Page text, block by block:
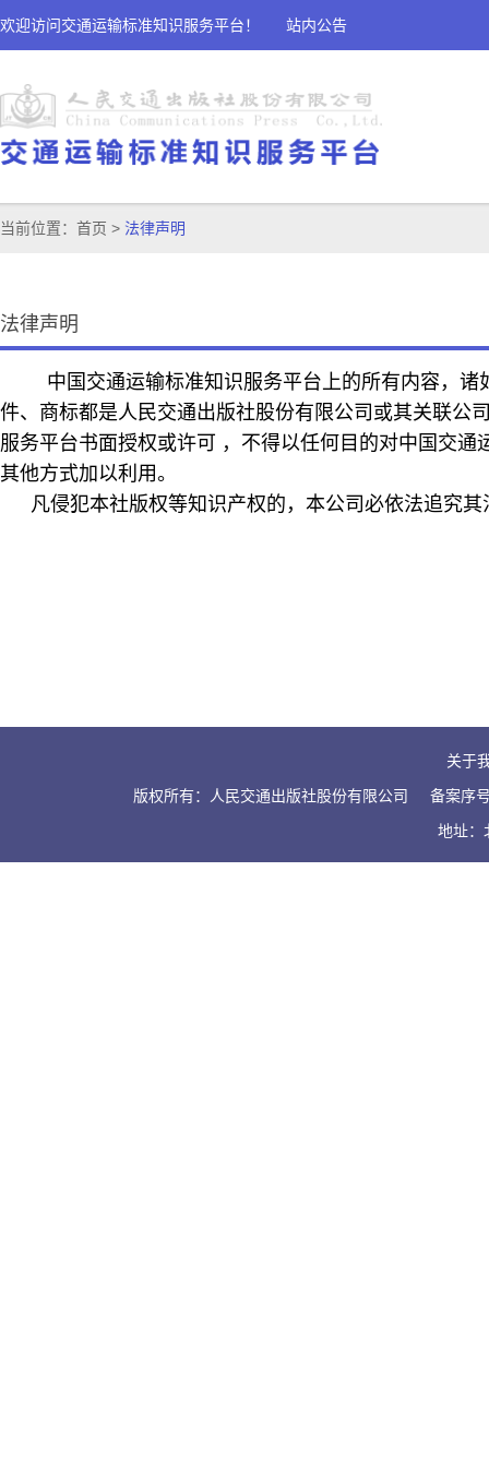
欢迎访问交通运输标准知识服务平台！ 站内公告
当前位置： 首页 > 法律声明
法律声明
中国交通运输标准知识服务平台上的所有内容，
件、商标都是人民交通出版社股份有限公司或其关联公
服务平台书面授权或许可 ，不得以任何目的对中国交
其他方式加以利用。
凡侵犯本社版权等知识产权的，本公司必依法追究其
关于
版权所有：人民交通出版社股份有限公司
备案序
地址：